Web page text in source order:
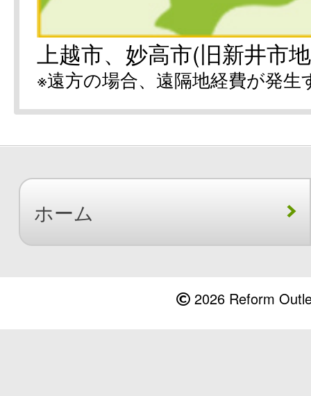
上越市、妙高市(旧新井市
※遠方の場合、遠隔地経費が発
ホーム
2026 Reform